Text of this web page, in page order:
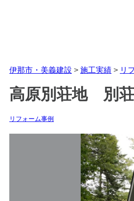
伊那市・美義建設 > 施工実績 > リ
高原別荘地 別
リフォーム事例